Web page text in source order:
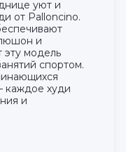
уют и
от Palloncino.
и
эту модель
спортом.
каждое худи
и